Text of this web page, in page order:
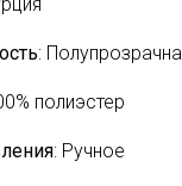
:
полиэстер
: Ручное